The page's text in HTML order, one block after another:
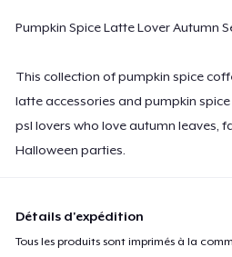
Pumpkin Spice Latte Lover Autumn
This collection of pumpkin spice
latte accessories and pumpkin
psl lovers who love autumn leaves,
Halloween parties.
Détails d'expédition
Tous les produits sont imprimés à la
24,99 $US